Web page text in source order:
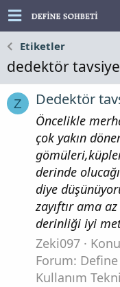
Etiketler
dedektör
Z Dedektör
Öncelikle
çok yakın
derinde
diye
zayıftır ama
derinliği iyi
Zeki097
Konu
Forum:
Kullanım